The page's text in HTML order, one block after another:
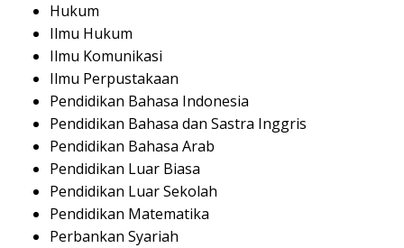
Hukum
Ilmu Hukum
Ilmu Komunikasi
Ilmu Perpustakaan
Pendidikan Bahasa Indonesia
Pendidikan Bahasa dan Sastra Inggris
Pendidikan Bahasa Arab
Pendidikan Luar Biasa
Pendidikan Luar Sekolah
Pendidikan Matematika
Perbankan Syariah